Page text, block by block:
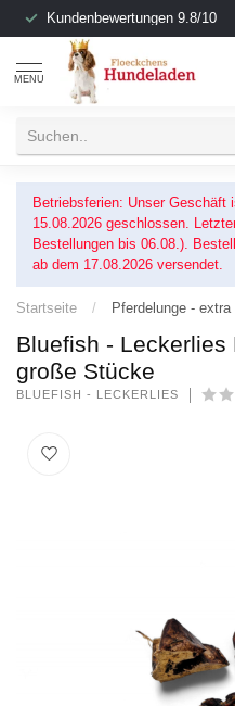
Kundenbewertungen 9.8/10
MENU
Betriebsferien: Unser Geschäft
15.08.2026 geschlossen.
Bestellungen bis 06.08.).
ab dem 17.08.2026 versendet.
Startseite / Pferdelunge -
Bluefish -
große Stücke
BLUEFISH - LECKERLIES